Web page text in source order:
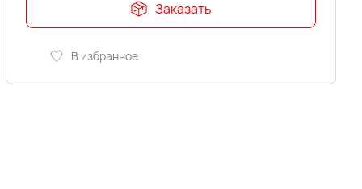
Заказать
В избранное